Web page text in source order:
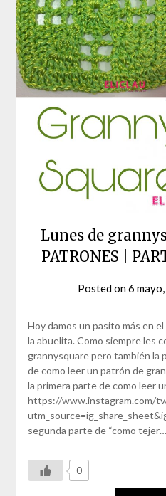
Lunes de
PATRONES |
Posted on6
Hoy damos un pasito más en
la abuelita. Como siempre les
grannysquare pero también la
de como leer un patrón de
la primera parte de como leer
https://www.instagram.com/
segunda parte de “como tejer…
0